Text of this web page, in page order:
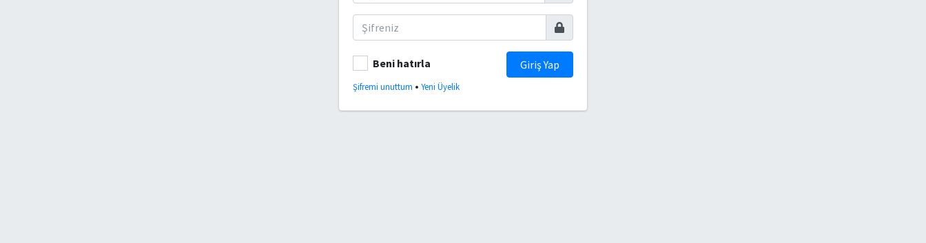
Beni hatırla Giriş Yap
Şifremi unuttum • Yeni Üyelik